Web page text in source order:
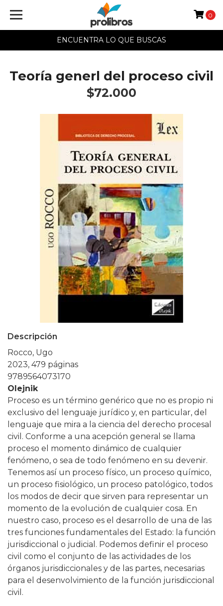
ENCUENTRA LO QUE BUSCAS
0
Teoría generl del proceso civil
$72.000
Descripción
Rocco, Ugo
2023, 479 páginas
9789564073170
Olejnik
Proceso es un término genérico que no es propio ni
exclusivo del lenguaje jurídico y, en particular, del
lenguaje que mira a la ciencia del derecho procesal
civil. Conforme a una acepción general se llama
proceso el momento dinámico de cualquier
fenómeno, o sea de todo fenómeno en su devenir.
Tenemos así un proceso físico, un proceso químico,
un proceso fisiológico, un proceso patológico, todos
los modos de decir que sirven para representar un
momento de la evolución de cualquier cosa. En
nuestro caso, proceso es el desarrollo de una de las
tres funciones fundamentales del Estado: la función
jurisdiccional o judicial. Podemos definir el proceso
civil como el conjunto de las actividades de los
órganos jurisdiccionales y de las partes, necesarias
para el desenvolvimiento de la función jurisdiccional
civil.